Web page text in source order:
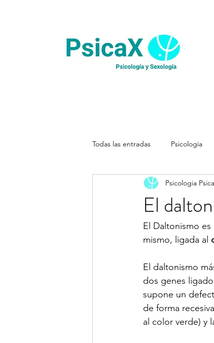
Todas las entradas Psicología
El
Psicologia
El Daltonismo
mismo, ligada al
El daltonismo
dos genes
supone un
de forma
al color verde) y